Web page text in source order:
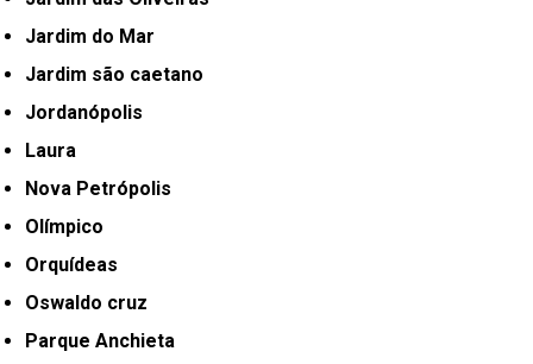
Jardim do Mar
Jardim são caetano
Jordanópolis
Laura
Nova Petrópolis
Olímpico
Orquídeas
Oswaldo cruz
Parque Anchieta